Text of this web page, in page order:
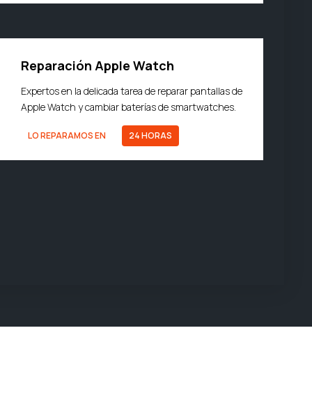
Reparación Apple Watch
Expertos en la delicada tarea de reparar pantallas de
Apple Watch y cambiar baterías de smartwatches.
LO REPARAMOS EN 24 HORAS